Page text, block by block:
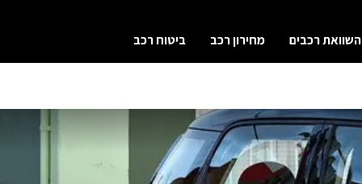
השוואת רכבים מחירון רכב ביטוח רכב